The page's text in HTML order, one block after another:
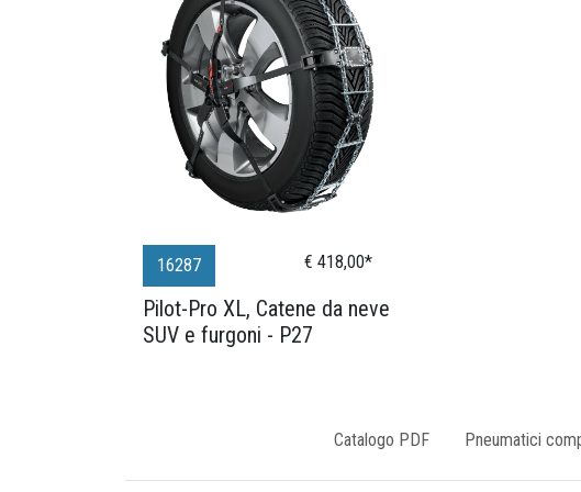
16287 € 418,00*
Pilot-Pro XL, Catene da neve
SUV e furgoni - P27
Catalogo PDF Pneumatici